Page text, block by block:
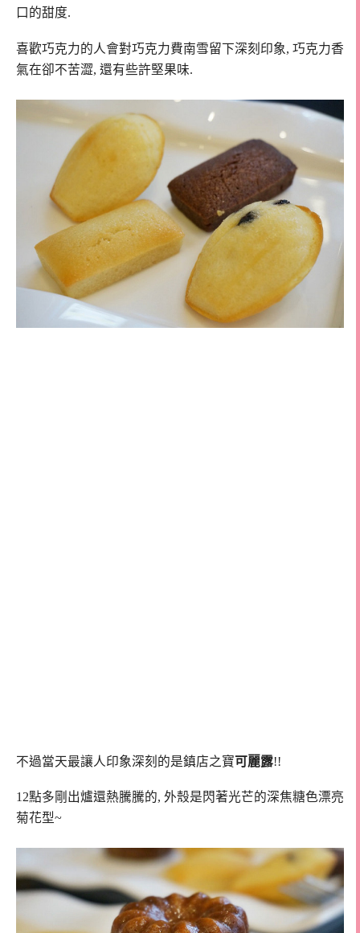
口的甜度.
喜歡巧克力的人會對巧克力費南雪留下深刻印象, 巧克力香
氣在卻不苦澀, 還有些許堅果味.
不過當天最讓人印象深刻的是鎮店之寶可麗露!!
12點多剛出爐還熱騰騰的, 外殼是閃著光芒的深焦糖色漂亮
菊花型~